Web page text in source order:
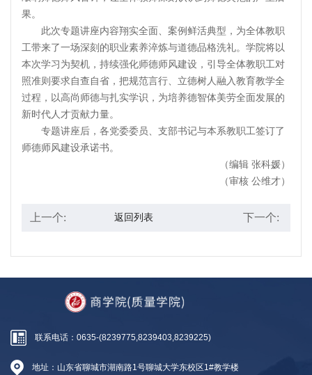
果。
此次专题讲座内容翔实全面、案例鲜活典型，为全体教职
工带来了一场深刻的职业素养淬炼与道德品格洗礼。学院将以
本次学习为契机，持续强化师德师风建设，引导全体教职工对
照准则要求自查自省，把规范言行、立德树人融入教育教学全
过程，以高尚师德与扎实学识，为培养德智体美劳全面发展的
新时代人才贡献力量。
专题讲座后，各党委委员、支部书记与本系教职工签订了
师德师风建设承诺书。
（编辑 张科媛）
（审核 公维才）
上一个: 返回列表 下一个:
联系电话：0635-(8239775,8239403,8239225)
地址：山东省聊城市湖南路1号聊城大学东校区1#教学楼